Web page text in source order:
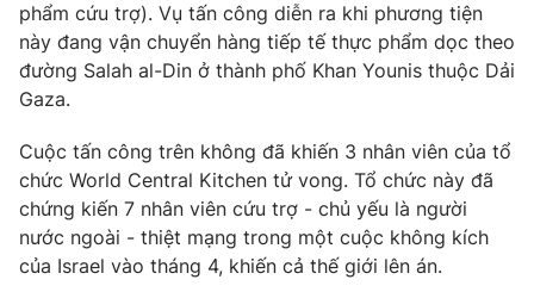
Phim VTV
Hậu trường
Khán giả
Giải sao mai
Giải trí
Điện ảnh
Âm nhạc
Sao
Đời sống
Du lịch
Làm đẹp
Chất lượng cuộc sống
Giáo dục
Tuyển sinh
Học trực tuyến
Công nghệ
phẩm cứu trợ). Vụ tấn công diễn ra khi phương tiện
này đang vận chuyển hàng tiếp tế thực phẩm dọc theo
đường Salah al-Din ở thành phố Khan Younis thuộc Dải
Gaza.
Cuộc tấn công trên không đã khiến 3 nhân viên của tổ
chức World Central Kitchen tử vong. Tổ chức này đã
chứng kiến ​​7 nhân viên cứu trợ - chủ yếu là người
nước ngoài - thiệt mạng trong một cuộc không kích
của Israel vào tháng 4, khiến cả thế giới lên án.